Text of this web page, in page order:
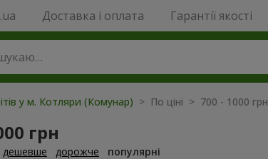
Доставка і оплата Гарантії якості
у м. Котляри (Комунар) > По ціні > 700 - 1000 грн
грн
дешевше дорожче популярні